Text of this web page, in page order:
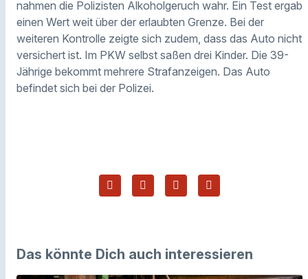
nahmen die Polizisten Alkoholgeruch wahr. Ein Test ergab
einen Wert weit über der erlaubten Grenze. Bei der
weiteren Kontrolle zeigte sich zudem, dass das Auto nicht
versichert ist. Im PKW selbst saßen drei Kinder. Die 39-
Jährige bekommt mehrere Strafanzeigen. Das Auto
befindet sich bei der Polizei.
Das könnte Dich auch interessieren